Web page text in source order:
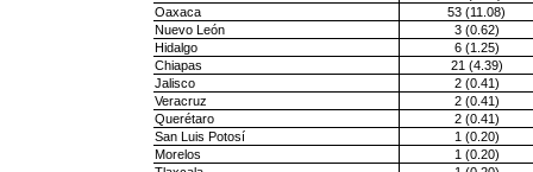
Oaxaca
53 (11.08)
Nuevo León
3 (0.62)
Hidalgo
6 (1.25)
Chiapas
21 (4.39)
Jalisco
2 (0.41)
Veracruz
2 (0.41)
Querétaro
2 (0.41)
San Luis Potosí
1 (0.20)
Morelos
1 (0.20)